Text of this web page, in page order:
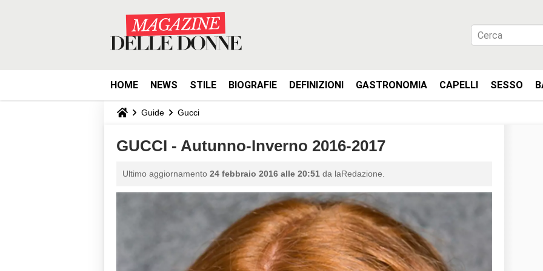
HOME NEWS STILE BIOGRAFIE DEFINIZIONI GASTRONOMIA CAPELLI SESSO
Guide Gucci
GUCCI - Autunno-Inverno 2016-2017
Ultimo aggiornamento 24 febbraio 2016 alle 20:51 da laRedazione.